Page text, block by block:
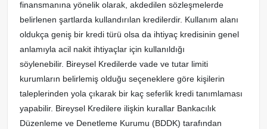
finansmanına yönelik olarak, akdedilen sözleşmelerde
belirlenen şartlarda kullandırılan kredilerdir. Kullanım alanı
oldukça geniş bir kredi türü olsa da ihtiyaç kredisinin genel
anlamıyla acil nakit ihtiyaçlar için kullanıldığı
söylenebilir. Bireysel Kredilerde vade ve tutar limiti
kurumların belirlemiş olduğu seçeneklere göre kişilerin
taleplerinden yola çıkarak bir kaç seferlik kredi tanımlaması
yapabilir. Bireysel Kredilere ilişkin kurallar Bankacılık
Düzenleme ve Denetleme Kurumu (BDDK) tarafından